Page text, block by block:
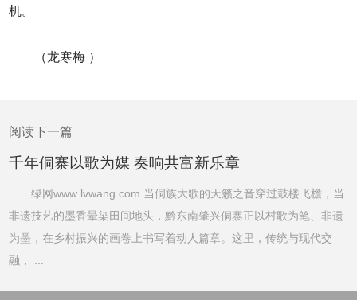
机。
（龙寒梅 ）
阅读下一篇
千年侗寨以歌为媒 奏响共富新乐章
绿网www lvwang com 当侗族大歌的天籁之音穿过鼓楼飞檐，当
非遗技艺的墨香晕染田间地头，黔东南肇兴侗寨正以村歌为笔、非遗
为墨，在乡村振兴的画卷上书写着动人篇章。这里，传统与现代交
融， ...